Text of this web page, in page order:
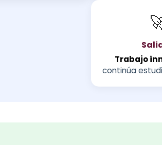
Trabajo
continúa